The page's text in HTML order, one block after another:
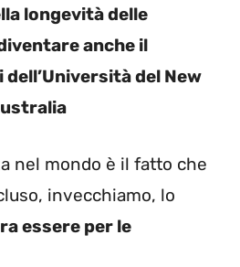
longevità delle
anche il
del New
nel mondo è il fatto che
invecchiamo, lo
essere per le